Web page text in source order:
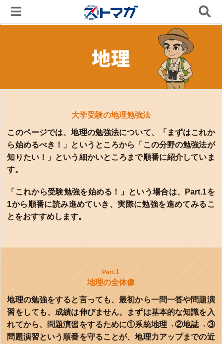
大学受験の地理勉強法
このページでは、地理の勉強法について、「まずはこれか
ら始めるべき！」というところから「この分野の勉強法が
知りたい！」という細かいところまで順番に紹介していま
す。
「これから受験勉強を始める！」という場合は、Part.1を
1から順番に読み進めていき、実際に勉強を進めてみるこ
とをおすすめします。
Part.1
地理の全体像
地理の勉強をすると言っても、最初から一問一答や問題演
習をしても、成績は伸びません。まずは基本的な知識を入
れてから、問題演習をするために①系統地理→②地誌→③
問題演習という順番を守ることが、地理力アップまでの近